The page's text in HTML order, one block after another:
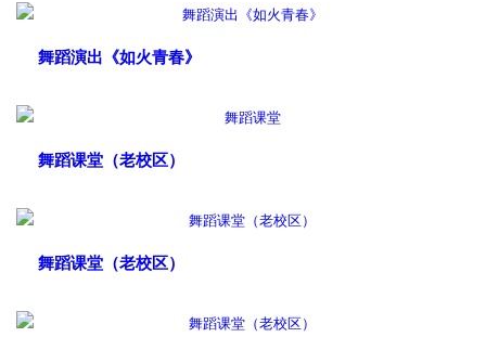
舞蹈演出《如火青春》
舞蹈课堂（老校区）
舞蹈课堂（老校区）